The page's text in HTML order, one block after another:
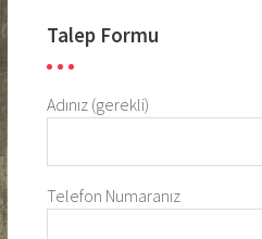
Talep Formu
Adınız (gerekli)
Telefon Numaranız